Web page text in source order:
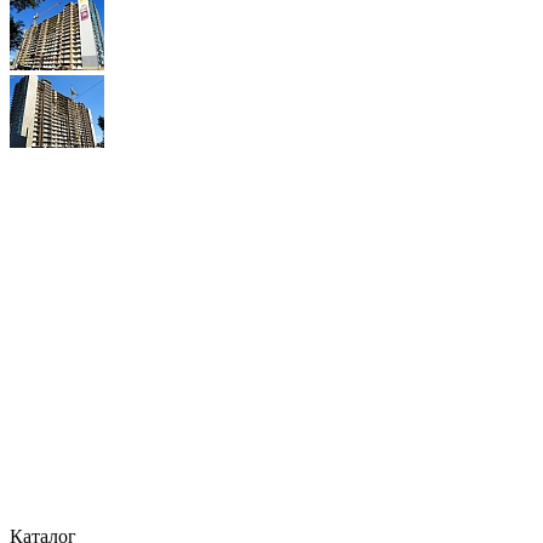
Каталог